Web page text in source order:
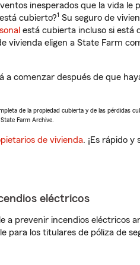
inesperados que la vida le
cubierto?1 Su seguro de
está cubierta incluso si está
vivienda eligen a State Farm
a comenzar después de que
de la propiedad cubierta y de las pérdidas
Farm Archive.
de vivienda. ¡Es rápido y
eléctricos
a prevenir incendios eléctricos
para los titulares de póliza de